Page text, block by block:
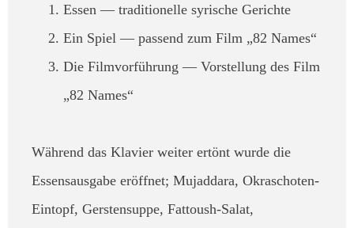
Essen — traditionelle syrische Gerichte
Ein Spiel — passend zum Film „82 Names“
Die Filmvorführung — Vorstellung des Film
„82 Names“
Während das Klavier weiter ertönt wurde die
Essensausgabe eröffnet; Mujaddara, Okraschoten-
Eintopf, Gerstensuppe, Fattoush-Salat,